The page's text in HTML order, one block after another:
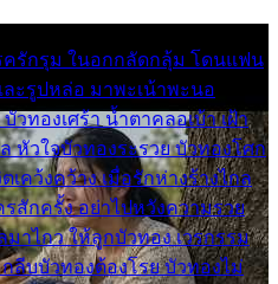
ครักรุม ในอกกลัดกลุ้ม โดนแฟน
ะรูปหล่อ มาพะเน้าพะนอ
วทองเศร้า น้ำตาคลอเบ้า เฝ้า
หัวใจบัวทองระรวย บัวทองโศก
เคว้งคว้าง เมื่อรักห่างร้างไกล
สักครั้ง อย่าไปหวังความรวย
มาไกว ให้ลูกบัวทอง เวรกรรม
ลีบบัวทองต้องโรย บัวทองไม่